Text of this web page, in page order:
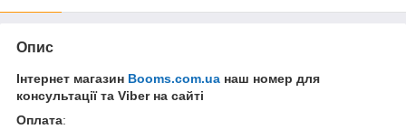
Опис
Інтернет магазин Booms.com.ua наш номер для
консультації та Viber на сайті
Оплата: